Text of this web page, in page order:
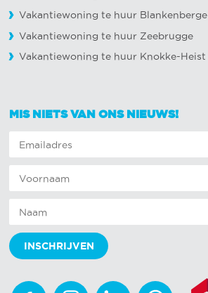
Vakantiewoning te huur Blankenberge
Vakantiewoning te huur Zeebrugge
Vakantiewoning te huur Knokke-Heist
MIS NIETS VAN ONS NIEUWS!